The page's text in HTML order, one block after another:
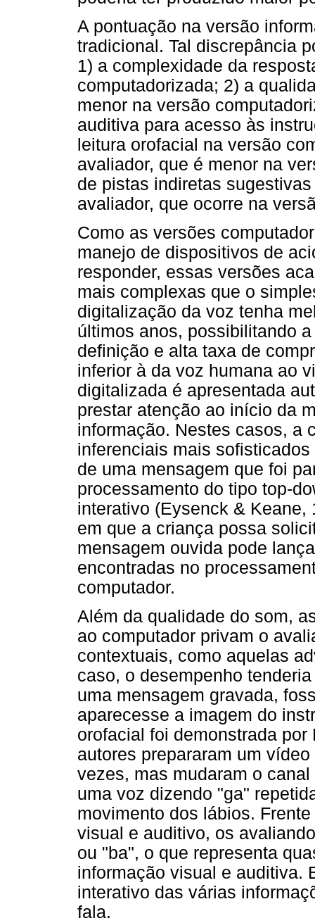
A pontuação na versão
tradicional. Tal discrepância
1) a complexidade da
computadorizada; 2) a
menor na versão
auditiva para acesso às
leitura orofacial na versão
avaliador, que é menor na
de pistas indiretas
avaliador, que ocorre na
Como as versões
manejo de dispositivos de
responder, essas versões
mais complexas que o
digitalização da voz tenha
últimos anos, possibilitando
definição e alta taxa de
inferior à da voz humana ao
digitalizada é apresentada
prestar atenção ao início da
informação. Nestes casos, a
inferenciais mais
de uma mensagem que foi
processamento do tipo top-
interativo (Eysenck & Keane,
em que a criança possa
mensagem ouvida pode
encontradas no
computador.
Além da qualidade do som,
ao computador privam o
contextuais, como aquelas
caso, o desempenho
uma mensagem gravada,
aparecesse a imagem do
orofacial foi demonstrada
autores prepararam um
vezes, mas mudaram o
uma voz dizendo "ga"
movimento dos lábios.
visual e auditivo, os
ou "ba", o que representa
informação visual e auditiva.
interativo das várias
fala.